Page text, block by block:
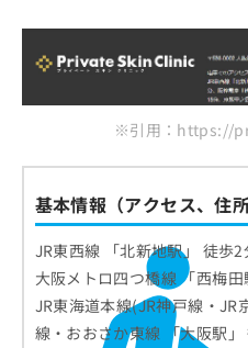
※引用：https://
基本情報（アクセス、住
JR東西線 「北新地駅」 徒歩2
大阪メトロ四つ橋線 「西梅
JR東海道本線(JR神戸線・JR
線・おおさか東線 「大阪駅